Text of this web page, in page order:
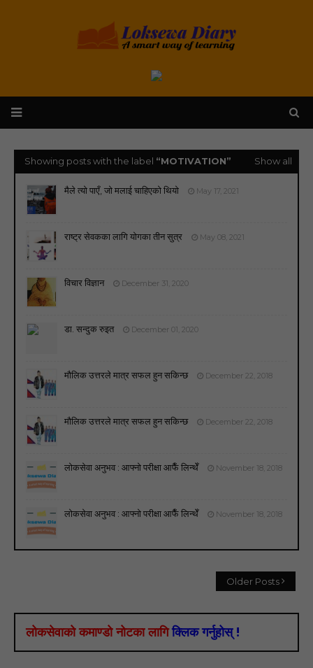
Showing posts with the label MOTIVATION Show all
मैले त्यो पाएँ, जो मलाई चाहिएको थियो May 17, 2021
राष्ट्र सेवकका लागि योगका तीन सुत्र May 08, 2021
विचार विज्ञान December 31, 2020
डा. सन्दुक रुइत December 01, 2020
मौलिक उत्तरले मात्र सफल हुन सकिन्छ December 22, 2018
मौलिक उत्तरले मात्र सफल हुन सकिन्छ December 22, 2018
लोकसेवा अनुभव : आफ्नो परीक्षा आफैँ लिन्थेँ November 18, 2018
लोकसेवा अनुभव : आफ्नो परीक्षा आफैँ लिन्थेँ November 18, 2018
Older Posts
लोकसेवाको कमाण्डो नोटका लागि क्लिक गर्नुहोस् !